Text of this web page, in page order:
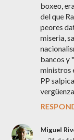
boxeo,
del que
peores
miseria,
bancos y
ministros
PP
Miguel